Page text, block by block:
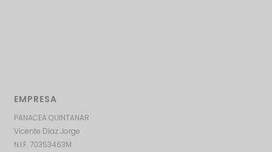
EMPRESA
PANACEA QUINTANAR
Vicente Díaz Jorge
N.I.F. 70353463M